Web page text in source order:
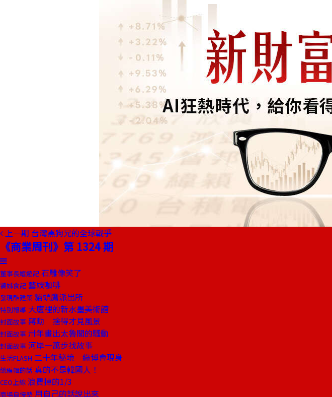
上一期 台灣黑狗兄的全球戰爭
《商業周刊》第 1324 期
董事長嬉遊記 石雕像笑了
饕姊食記 藝妓咖啡
發現酷建築 貓頭鷹派出所
特別報導 大廈裡的新水墨美術館
封面故事 蔣勳 捨得才見風景
封面故事 卅年畫出太魯閣的騷動
封面故事 河岸一萬步找故事
生活FLASH 二十年秘境 綠博會現身
總編輯的話 真的不是韓國人！
CEO上線 浪費掉的1/3
商場自慢塾 用自己的話說出來